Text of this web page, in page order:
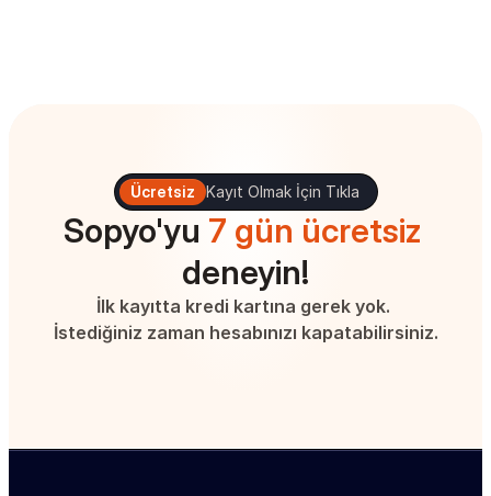
Ücretsiz Kayıt Olmak İçin Tıkla
Sopyo'yu 7 gün ücretsiz
deneyin!
İlk kayıtta kredi kartına gerek yok.
İstediğiniz zaman hesabınızı kapatabilirsiniz.